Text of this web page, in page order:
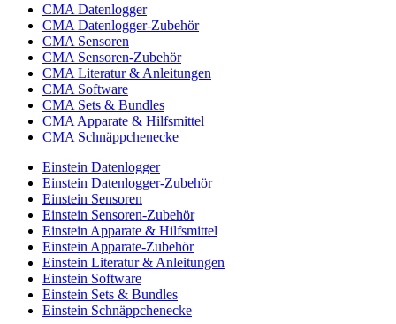
CMA Datenlogger
CMA Datenlogger-Zubehör
CMA Sensoren
CMA Sensoren-Zubehör
CMA Literatur & Anleitungen
CMA Software
CMA Sets & Bundles
CMA Apparate & Hilfsmittel
CMA Schnäppchenecke
Einstein Datenlogger
Einstein Datenlogger-Zubehör
Einstein Sensoren
Einstein Sensoren-Zubehör
Einstein Apparate & Hilfsmittel
Einstein Apparate-Zubehör
Einstein Literatur & Anleitungen
Einstein Software
Einstein Sets & Bundles
Einstein Schnäppchenecke